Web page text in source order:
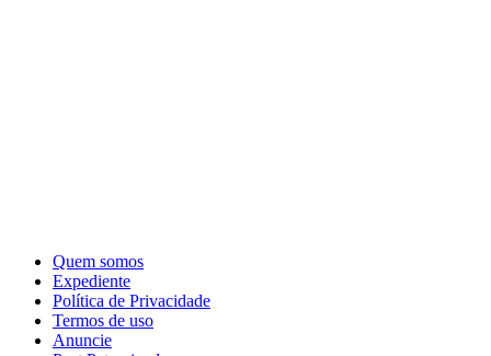
Quem somos
Expediente
Política de Privacidade
Termos de uso
Anuncie